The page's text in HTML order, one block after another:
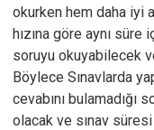
okurken hem daha iyi
hızına göre aynı
soruyu okuyabilecek
Böylece Sınavlarda
cevabını bulamadığı
olacak ve sınav